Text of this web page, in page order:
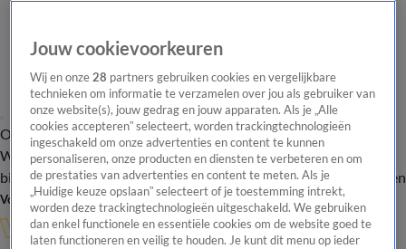
Overzicht Onze programma's Uitzendingen Onze gezichten
In de
WandelgangenInterviewsUitzending
bijwonenPodcastShopVeelgestelde vragenKijkersvraag insturen
Volg Vandaag Inside
Jouw cookievoorkeuren
Wij en onze28 partners gebruiken cookies en vergelijkbare
technieken om informatie te verzamelen over jou als gebruiker van
onze website(s), jouw gedrag en jouw apparaten. Als je „Alle
cookies accepteren” selecteert, worden trackingtechnologieën
ingeschakeld om onze advertenties en content te kunnen
personaliseren, onze producten en diensten te verbeteren en om
de prestaties van advertenties en content te meten. Als je
„Huidige keuze opslaan” selecteert of je toestemming intrekt,
worden deze trackingtechnologieën uitgeschakeld. We gebruiken
dan enkel functionele en essentiële cookies om de website goed te
laten functioneren en veilig te houden. Je kunt dit menu op ieder